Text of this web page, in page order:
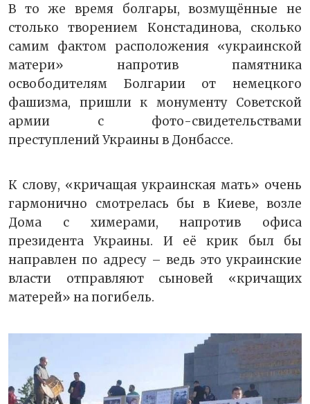
В то же время болгары, возмущённые не
столько творением Констадинова, сколько
самим фактом расположения «украинской
матери» напротив памятника
освободителям Болгарии от немецкого
фашизма, пришли к монументу Советской
армии с фото-свидетельствами
преступлений Украины в Донбассе.
К слову, «кричащая украинская мать» очень
гармонично смотрелась бы в Киеве, возле
Дома с химерами, напротив офиса
президента Украины. И её крик был бы
направлен по адресу – ведь это украинские
власти отправляют сыновей «кричащих
матерей» на погибель.